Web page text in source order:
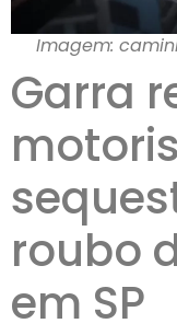
Imagem:
Garra
roubo
em SP